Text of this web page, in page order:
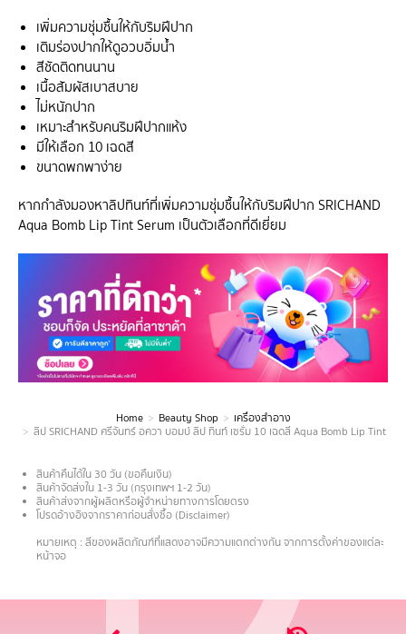
เพิ่มความชุ่มชื้นให้กับริมฝีปาก
เติมร่องปากให้ดูอวบอิ่มน้ำ
สีชัดติดทนนาน
เนื้อสัมผัสเบาสบาย
ไม่หนักปาก
เหมาะสำหรับคนริมฝีปากแห้ง
มีให้เลือก 10 เฉดสี
ขนาดพกพาง่าย
หากกำลังมองหาลิปทินท์ที่เพิ่มความชุ่มชื้นให้กับริมฝีปาก SRICHAND
Aqua Bomb Lip Tint Serum เป็นตัวเลือกที่ดีเยี่ยม
Home Beauty Shop
เครื่องสำอาง
ลิป SRICHAND ศรีจันทร์ อควา บอมบ์ ลิป ทินท์ เซรั่ม 10 เฉดสี Aqua Bomb Lip Tint
สินค้าคืนได้ใน 30 วัน (ขอคืนเงิน)
สินค้าจัดส่งใน 1-3 วัน (กรุงเทพฯ 1-2 วัน)
สินค้าส่งจากผู้ผลิตหรือผู้จำหน่ายทางการโดยตรง
โปรดอ้างอิงจากราคาก่อนสั่งซื้อ (Disclaimer)
หมายเหตุ : สีของผลิตภัณฑ์ที่แสดงอาจมีความแตกต่างกัน จากการตั้งค่าของแต่ละ
หน้าจอ